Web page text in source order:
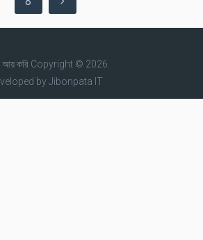
করিCopyright © 2026.
byJibonpata IT